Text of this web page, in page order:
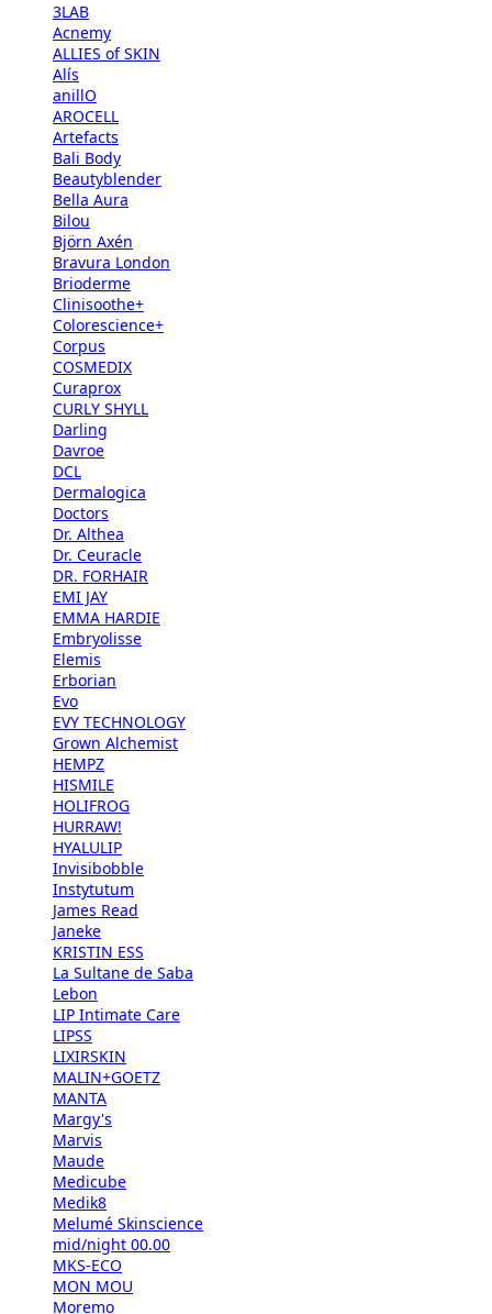
3LAB
Acnemy
ALLIES of SKIN
Alís
anillO
AROCELL
Artefacts
Bali Body
Beautyblender
Bella Aura
Bilou
Björn Axén
Bravura London
Brioderme
Clinisoothe+
Colorescience+
Corpus
COSMEDIX
Curaprox
CURLY SHYLL
Darling
Davroe
DCL
Dermalogica
Doctors
Dr. Althea
Dr. Ceuracle
DR. FORHAIR
EMI JAY
EMMA HARDIE
Embryolisse
Elemis
Erborian
Evo
EVY TECHNOLOGY
Grown Alchemist
HEMPZ
HISMILE
HOLIFROG
HURRAW!
HYALULIP
Invisibobble
Instytutum
James Read
Janeke
KRISTIN ESS
La Sultane de Saba
Lebon
LIP Intimate Care
LIPSS
LIXIRSKIN
MALIN+GOETZ
MANTA
Margy's
Marvis
Maude
Medicube
Medik8
Melumé Skinscience
mid/night 00.00
MKS-ECO
MON MOU
Moremo